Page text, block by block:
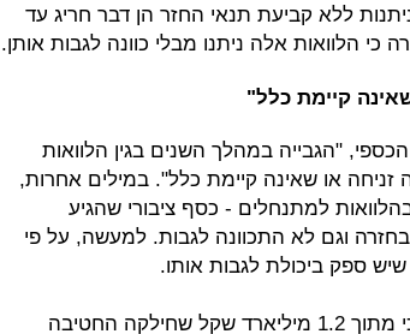
ללא קביעת תנאי החזר הן דבר חריג עד
כי הלוואות אלה ניתנו מבלי כוונה לגבות אותן.
קיימת כלל"
"הגבייה במהלך השנים בגין הלוואות
זניחה או שאינה קיימת כלל". במילים אחרות,
למתנחלים - כסף ציבורי שהגיע
וגם לא התכוונה לגבות. למעשה, על פי
ספק ביכולת לגבות אותו.
מבדיקה מול משרד האוצר מתברר כי מתוך 1.2 מיליארד שקל שחילקה החטיבה